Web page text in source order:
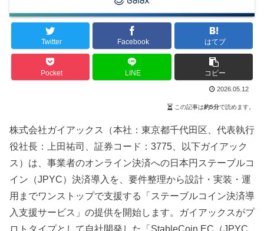
Twitter Facebook はてブ
Pocket LINE コピー
2026.05.12
この記事は約5分で読めます。
株式会社ガイアックス（本社：東京都千代田区、代表執行
役社長：上田祐司、証券コード：3775、以下ガイアック
ス）は、事業者のオンライン決済への日本円ステーブルコ
イン（JPYC）決済導入を、要件整理から設計・実装・運
用までワンストップで支援する「ステーブルコイン決済導
入支援サービス」の提供を開始します。ガイアックスがプ
ロトタイプとして自社開発した「StableCoin EC（JPYC